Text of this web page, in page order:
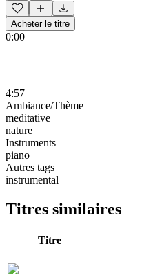
Acheter le titre
0:00
4:57
Ambiance/Thème
meditative
nature
Instruments
piano
Autres tags
instrumental
Titres similaires
Titre